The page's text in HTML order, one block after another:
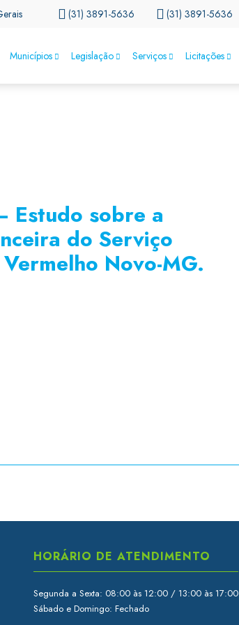
(31) 3891-5636 (31) 3891-5636
Municípios Legislação Serviços Licitações
Estudo sobre a
do Serviço
Novo-MG.
HORÁRIO DE ATENDIMENTO
Segunda a Sexta: 08:00 às 12:00 / 13:00 às 17:00
Sábado e Domingo: Fechado